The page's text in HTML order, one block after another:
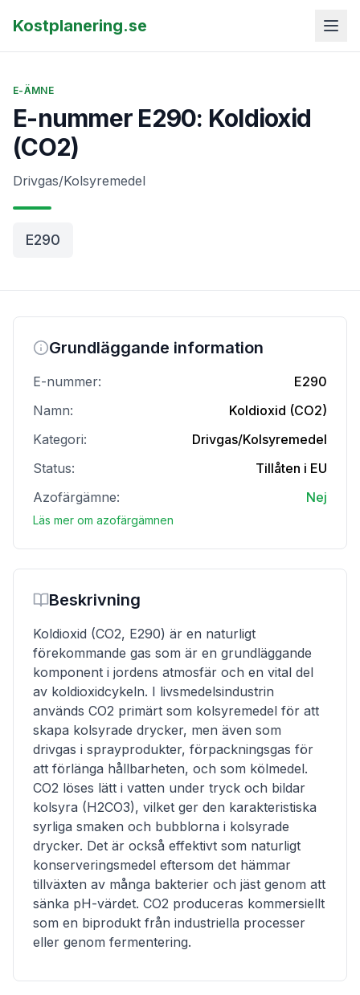
Kostplanering.se
E-ÄMNE
E-nummer E290: Koldioxid
(CO2)
Drivgas/Kolsyremedel
E290
Grundläggande information
E-nummer:
E290
Namn:
Koldioxid (CO2)
Kategori:
Drivgas/Kolsyremedel
Status:
Tillåten i EU
Azofärgämne:
Nej
Läs mer om azofärgämnen
Beskrivning
Koldioxid (CO2, E290) är en naturligt
förekommande gas som är en grundläggande
komponent i jordens atmosfär och en vital del
av koldioxidcykeln. I livsmedelsindustrin
används CO2 primärt som kolsyremedel för att
skapa kolsyrade drycker, men även som
drivgas i sprayprodukter, förpackningsgas för
att förlänga hållbarheten, och som kölmedel.
CO2 löses lätt i vatten under tryck och bildar
kolsyra (H2CO3), vilket ger den karakteristiska
syrliga smaken och bubblorna i kolsyrade
drycker. Det är också effektivt som naturligt
konserveringsmedel eftersom det hämmar
tillväxten av många bakterier och jäst genom att
sänka pH-värdet. CO2 produceras kommersiellt
som en biprodukt från industriella processer
eller genom fermentering.